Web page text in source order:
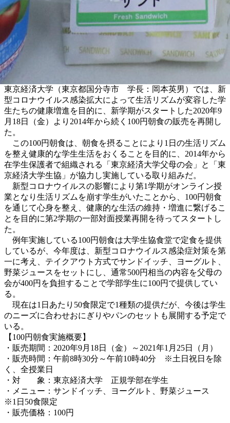
東京経済大学（東京都国分寺市 学長：岡本英男）では、新
型コロナウイルス感染拡大によって生活リズムが変容した学
生たちの健康増進を目的に、新学期がスタートした2020年9
月18日（金）より2014年から続く100円朝食の販売を再開し
た。
この100円朝食は、朝食を摂ることにより1日の生活リズム
を整え健康的な学生生活をおくることを目的に、2014年から
在学生保護者で組織される「東京経済大学父母の会」と「東
京経済大学生協」が協力し実施している取り組みだ。
新型コロナウイルスの影響により第1学期がオンライン授
業となり生活リズムを崩す学生がいたことから、100円朝食
を通じて心身を整え、健康的な生活の維持・増進に繋げるこ
とを目的に第2学期の一部対面授業再開を待ってスタートし
た。
例年実施している100円朝食は大学生協食堂で定食を提供
しているが、今年度は、新型コロナウイルス感染症対策を第
一に考え、テイクアウト方式でサンドイッチ、ヨーグルト、
野菜ジュースをセットにし、通常500円相当の内容を父母の
会が400円を負担することで学部学生に100円で提供してい
る。
現在は1日あたり50食限定で1種類の提供だが、今後は学生
のニーズに合わせおにぎりやパンのセットも展開する予定で
いる。
【100円朝食実施概要】
・販売期間：2020年9月18日（金）～2021年1月25日（月）
・販売時間：午前8時30分～午前10時40分 ※土日祝日を除
く、全授業日
・対 象：東京経済大学 正規学部在学生
・メニュー：サンドイッチ、ヨーグルト、野菜ジュース
※1日50食限定
・販売価格：100円